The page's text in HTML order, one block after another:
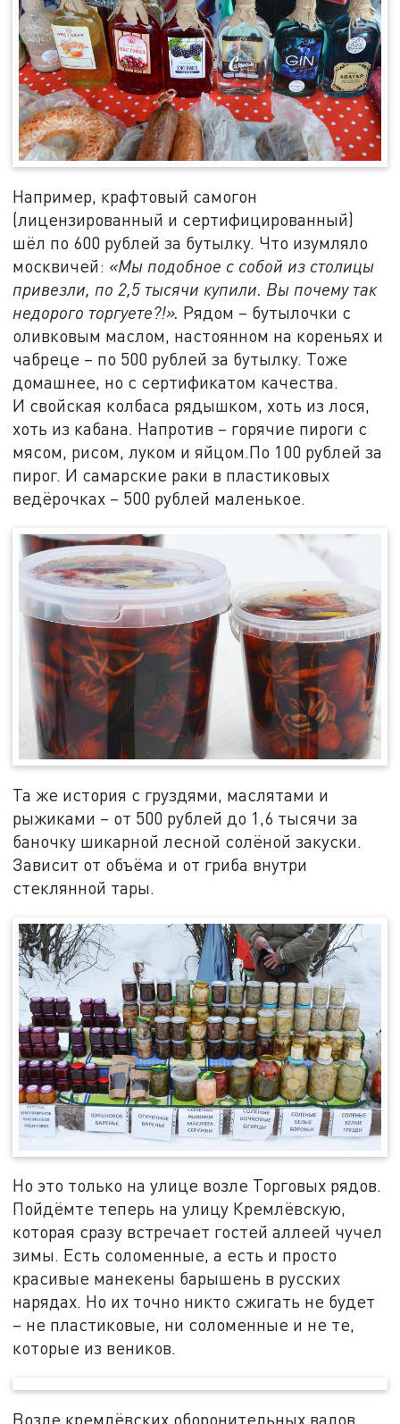
Например, крафтовый самогон
(лицензированный и сертифицированный)
шёл по 600 рублей за бутылку. Что изумляло
москвичей: «Мы подобное с собой из столицы
привезли, по 2,5 тысячи купили. Вы почему так
недорого торгуете?!». Рядом – бутылочки с
оливковым маслом, настоянном на кореньях и
чабреце – по 500 рублей за бутылку. Тоже
домашнее, но с сертификатом качества.
И свойская колбаса рядышком, хоть из лося,
хоть из кабана. Напротив – горячие пироги с
мясом, рисом, луком и яйцом.По 100 рублей за
пирог. И самарские раки в пластиковых
ведёрочках – 500 рублей маленькое.
Та же история с груздями, маслятами и
рыжиками – от 500 рублей до 1,6 тысячи за
баночку шикарной лесной солёной закуски.
Зависит от объёма и от гриба внутри
стеклянной тары.
Но это только на улице возле Торговых рядов.
Пойдёмте теперь на улицу Кремлёвскую,
которая сразу встречает гостей аллеей чучел
зимы. Есть соломенные, а есть и просто
красивые манекены барышень в русских
нарядах. Но их точно никто сжигать не будет
– не пластиковые, ни соломенные и не те,
которые из веников.
Возле кремлёвских оборонительных валов